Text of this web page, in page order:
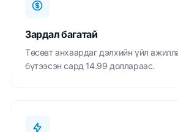
Зардал багатай
Төсөвт анхаардаг дэлхийн үйл
бүтээсэн сард 14.99 доллараас.